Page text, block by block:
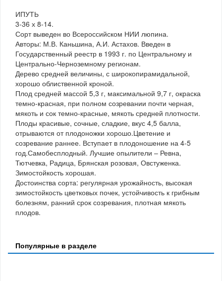
ИПУТЬ
3-36 х 8-14.
Сорт выведен во Всероссийском НИИ люпина.
Авторы: М.В. Каньшина, А.И. Астахов. Введен в
Государственный реестр в 1993 г. по Центральному и
Центрально-Черноземному регионам.
Дерево средней величины, с широкопирамидальной,
хорошо облиственной кроной.
Плод средней массой 5,3 г, максимальной 9,7 г, окраска
темно-красная, при полном созревании почти черная,
мякоть и сок темно-красные, мякоть средней плотности.
Плоды красивые, сочные, сладкие, вкус 4,5 балла,
отрываются от плодоножки хорошо.Цветение и
созревание раннее. Вступает в плодоношение на 4-5
год.Самобесплодный. Лучшие опылители – Ревна,
Тютчевка, Радица, Брянская розовая, Овстуженка.
Зимостойкость хорошая.
Достоинства сорта: регулярная урожайность, высокая
зимостойкость цветковых почек, устойчивость к грибным
болезням, ранний срок созревания, плотная мякоть
плодов.
Популярные в разделе